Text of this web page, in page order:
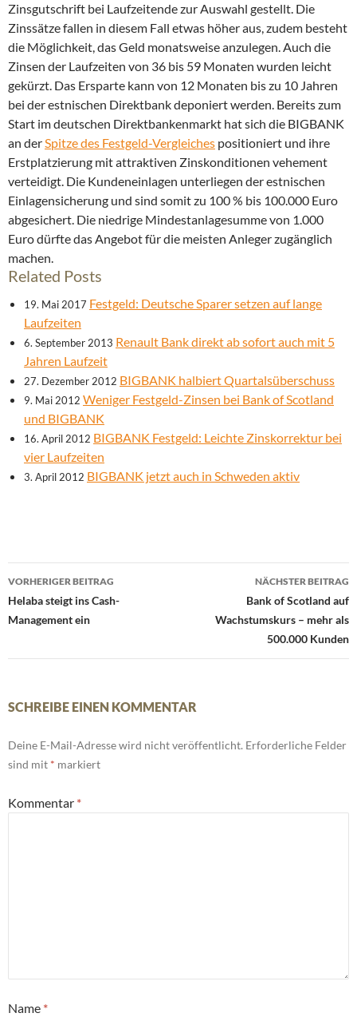
Zinsgutschrift bei Laufzeitende zur Auswahl gestellt. Die
Zinssätze fallen in diesem Fall etwas höher aus, zudem besteht
die Möglichkeit, das Geld monatsweise anzulegen. Auch die
Zinsen der Laufzeiten von 36 bis 59 Monaten wurden leicht
gekürzt. Das Ersparte kann von 12 Monaten bis zu 10 Jahren
bei der estnischen Direktbank deponiert werden. Bereits zum
Start im deutschen Direktbankenmarkt hat sich die BIGBANK
an derSpitze des Festgeld-Vergleiches positioniert und ihre
Erstplatzierung mit attraktiven Zinskonditionen vehement
verteidigt. Die Kundeneinlagen unterliegen der estnischen
Einlagensicherung und sind somit zu 100 % bis 100.000 Euro
abgesichert. Die niedrige Mindestanlagesumme von 1.000
Euro dürfte das Angebot für die meisten Anleger zugänglich
machen.
Related Posts
19. Mai 2017 Festgeld: Deutsche Sparer setzen auf lange
Laufzeiten
6. September 2013 Renault Bank direkt ab sofort auch mit 5
Jahren Laufzeit
27. Dezember 2012 BIGBANK halbiert Quartalsüberschuss
9. Mai 2012 Weniger Festgeld-Zinsen bei Bank of Scotland
und BIGBANK
16. April 2012 BIGBANK Festgeld: Leichte Zinskorrektur bei
vier Laufzeiten
3. April 2012 BIGBANK jetzt auch in Schweden aktiv
Beitrags-
Navigation
VORHERIGER BEITRAG
Helaba steigt ins Cash-
Management ein
NÄCHSTER BEITRAG
Bank of Scotland auf
Wachstumskurs – mehr als
500.000 Kunden
SCHREIBE EINEN KOMMENTAR
Deine E-Mail-Adresse wird nicht veröffentlicht. Erforderliche Felder
sind mit * markiert
Kommentar *
Name *